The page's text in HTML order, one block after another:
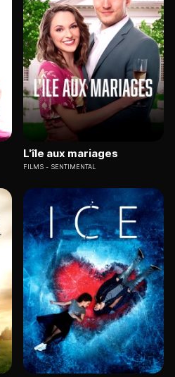
L'île aux mariages
FILMS SENTIMENTAL